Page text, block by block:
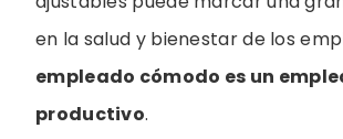
en la salud y bienestar de los
empleado cómodo es un
productivo.